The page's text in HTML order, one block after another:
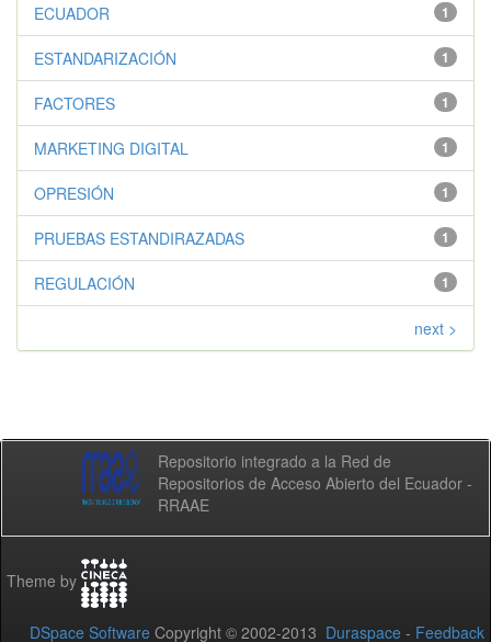
1
ECUADOR
1
ESTANDARIZACIÓN
1
FACTORES
1
MARKETING DIGITAL
1
OPRESIÓN
1
PRUEBAS ESTANDIRAZADAS
1
REGULACIÓN
next >
Repositorio integrado a la Red de
Repositorios de Acceso Abierto del Ecuador -
RRAAE
Theme by
DSpace Software Copyright © 2002-2013 Duraspace - Feedback